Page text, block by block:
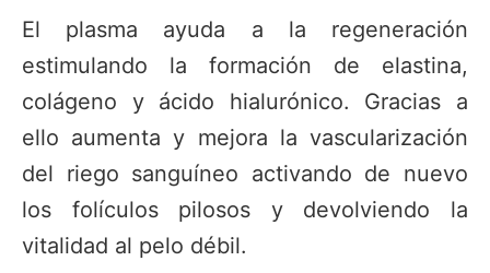
El plasma ayuda a la regeneración
estimulando la formación de elastina,
colágeno y ácido hialurónico. Gracias a
ello aumenta y mejora la vascularización
del riego sanguíneo activando de nuevo
los folículos pilosos y devolviendo la
vitalidad al pelo débil.